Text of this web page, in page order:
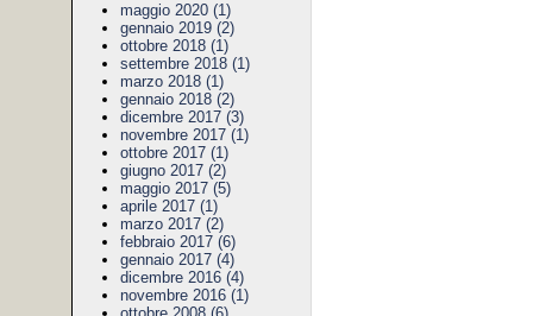
maggio 2020 (1)
gennaio 2019 (2)
ottobre 2018 (1)
settembre 2018 (1)
marzo 2018 (1)
gennaio 2018 (2)
dicembre 2017 (3)
novembre 2017 (1)
ottobre 2017 (1)
giugno 2017 (2)
maggio 2017 (5)
aprile 2017 (1)
marzo 2017 (2)
febbraio 2017 (6)
gennaio 2017 (4)
dicembre 2016 (4)
novembre 2016 (1)